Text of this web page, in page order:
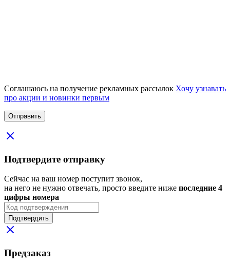
Соглашаюсь на получение рекламных рассылок Хочу узнавать
про акции и новинки первым
Подтвердите отправку
Сейчас на ваш номер поступит звонок,
на него не нужно отвечать, просто введите ниже последние 4
цифры номера
Подтвердить
Предзаказ